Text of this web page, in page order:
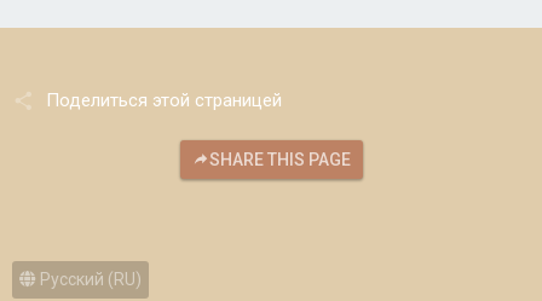
Поделиться этой страницей
SHARE THIS PAGE
Русский (RU)